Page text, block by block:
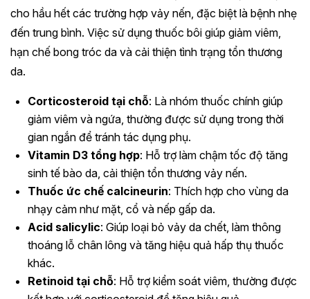
cho hầu hết các trường hợp vảy nến, đặc biệt là bệnh nhẹ
đến trung bình. Việc sử dụng thuốc bôi giúp giảm viêm,
hạn chế bong tróc da và cải thiện tình trạng tổn thương
da.
Corticosteroid tại chỗ: Là nhóm thuốc chính giúp
giảm viêm và ngứa, thường được sử dụng trong thời
gian ngắn để tránh tác dụng phụ.
Vitamin D3 tổng hợp: Hỗ trợ làm chậm tốc độ tăng
sinh tế bào da, cải thiện tổn thương vảy nến.
Thuốc ức chế calcineurin: Thích hợp cho vùng da
nhạy cảm như mặt, cổ và nếp gấp da.
Acid salicylic: Giúp loại bỏ vảy da chết, làm thông
thoáng lỗ chân lông và tăng hiệu quả hấp thụ thuốc
khác.
Retinoid tại chỗ: Hỗ trợ kiểm soát viêm, thường được